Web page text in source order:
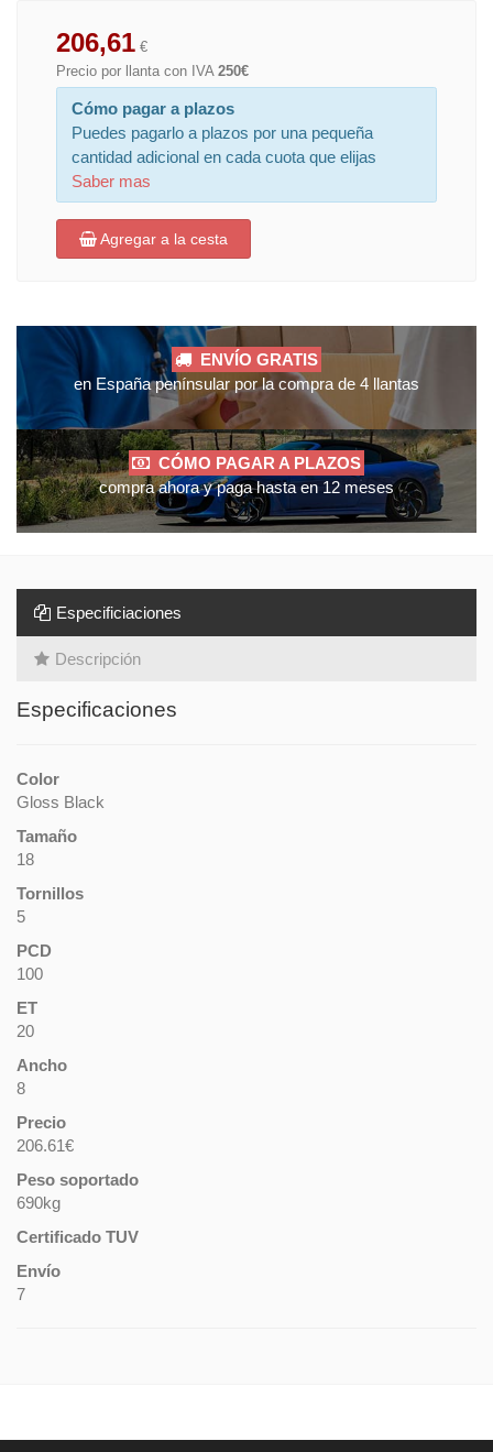
206,61 €
Precio por llanta con IVA 250€
Cómo pagar a plazos
Puedes pagarlo a plazos por una pequeña
cantidad adicional en cada cuota que elijas
Saber mas
Agregar a la cesta
ENVÍO GRATIS
en España penínsular por la compra de 4 llantas
CÓMO PAGAR A PLAZOS
compra ahora y paga hasta en 12 meses
Especificiaciones
Descripción
Especificaciones
Color
Gloss Black
Tamaño
18
Tornillos
5
PCD
100
ET
20
Ancho
8
Precio
206.61€
Peso soportado
690kg
Certificado TUV
Envío
7